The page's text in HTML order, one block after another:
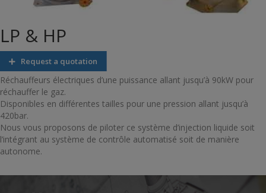
LP & HP
Request a quotation
Réchauffeurs électriques d’une puissance allant jusqu’à 90kW pour
réchauffer le gaz.
Disponibles en différentes tailles pour une pression allant jusqu’à
420bar.
Nous vous proposons de piloter ce système d’injection liquide soit
l’intégrant au système de contrôle automatisé soit de manière
autonome.